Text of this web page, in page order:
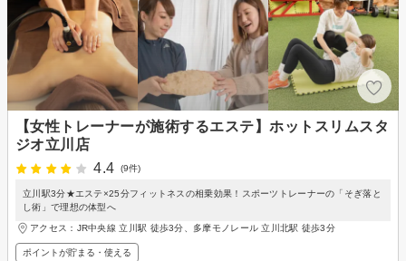
【女性トレーナーが施術するエステ】ホットスリムスタ
ジオ立川店
4.4
(9件)
立川駅3分★エステ×25分フィットネスの相乗効果！スポーツトレーナーの「そぎ落と
し術」で理想の体型へ
アクセス：JR中央線 立川駅 徒歩3分、多摩モノレール 立川北駅 徒歩3分
ポイントが貯まる・使える